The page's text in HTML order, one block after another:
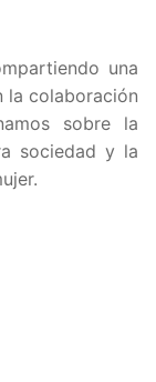
una
la colaboración
sobre la
sociedad y la